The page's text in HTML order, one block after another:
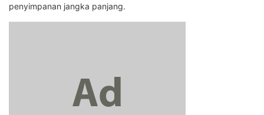
penyimpanan jangka panjang.